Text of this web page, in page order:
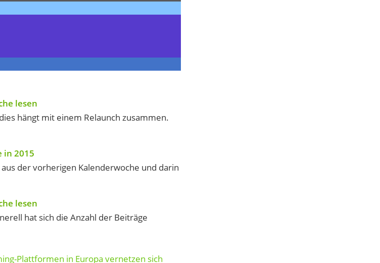
lesen
hängt mit einem Relaunch zusammen.
in 2015
der vorherigen Kalenderwoche und darin
lesen
hat sich die Anzahl der Beiträge
Plattformen in Europa vernetzen sich